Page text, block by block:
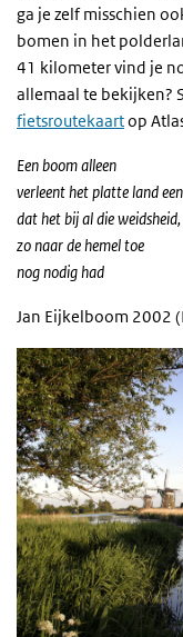
ga je zelf misschien
bomen in het
41 kilometer vind je
allemaal te bekijken?
fietsroutekaartop
Een boom alleen
verleent het platte land
dat het bij al die weidsheid,
zo naar de hemel toe
nog nodig had
Jan Eijkelboom 2002